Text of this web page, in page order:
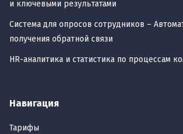
и ключевыми результатами
Система для опросов сотрудников –
получения обратной связи
HR-аналитика и статистика по процессам
Навигация
Тарифы